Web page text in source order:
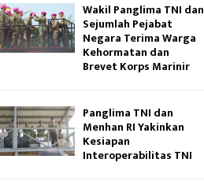
Wakil Panglima TNI dan
Sejumlah Pejabat
Negara Terima Warga
Kehormatan dan
Brevet Korps Marinir
Panglima TNI dan
Menhan RI Yakinkan
Kesiapan
Interoperabilitas TNI